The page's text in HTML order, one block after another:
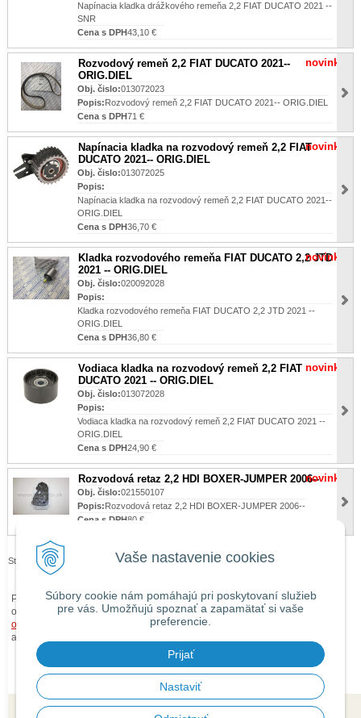
Vaše nastavenie cookies
Súbory cookie nám pomáhajú pri poskytovaní služieb
pre vás. Umožňujú spoznať a zapamätať si vaše
preferencie.
Prijať
Nastaviť
Napínacia kladka drážkového remeňa 2,2 FIAT DUCATO 2021 --
SNR
Cena s DPH43,10 €
Rozvodový remeň 2,2 FIAT DUCATO 2021--
ORIG.DIEL
novinka
Obj. čislo:013072023
Popis:Rozvodový remeň 2,2 FIAT DUCATO 2021-- ORIG.DIEL
Cena s DPH71 €
Napínacia kladka na rozvodový remeň 2,2 FIAT
DUCATO 2021-- ORIG.DIEL
novinka
Obj. čislo:013072025
Popis:
Napínacia kladka na rozvodový remeň 2,2 FIAT DUCATO 2021--
ORIG.DIEL
Cena s DPH36,70 €
Kladka rozvodového remeňa FIAT DUCATO 2,2 JTD
2021 -- ORIG.DIEL
novinka
Obj. čislo:020092028
Popis:
Kladka rozvodového remeňa FIAT DUCATO 2,2 JTD 2021 --
ORIG.DIEL
Cena s DPH36,80 €
Vodiaca kladka na rozvodový remeň 2,2 FIAT
DUCATO 2021 -- ORIG.DIEL
novinka
Obj. čislo:013072028
Popis:
Vodiaca kladka na rozvodový remeň 2,2 FIAT DUCATO 2021 --
ORIG.DIEL
Cena s DPH24,90 €
Rozvodová retaz 2,2 HDI BOXER-JUMPER 2006--novinka
Obj. čislo:021550107
Popis:Rozvodová retaz 2,2 HDI BOXER-JUMPER 2006--
Cena s DPH80 €
Stránky: 1
Pri zaslaní tovaru mimo územia Slovenskej republiky budú ku každej
objednávke prirátanénáklady na dopravu mimo územia SR podľa
obchodných podmienok
. O cene Vás budeme vopred informovať telefonicky
alebo e-mailom.